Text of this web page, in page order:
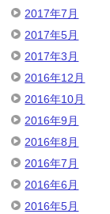
2017年7月
2017年5月
2017年3月
2016年12月
2016年10月
2016年9月
2016年8月
2016年7月
2016年6月
2016年5月